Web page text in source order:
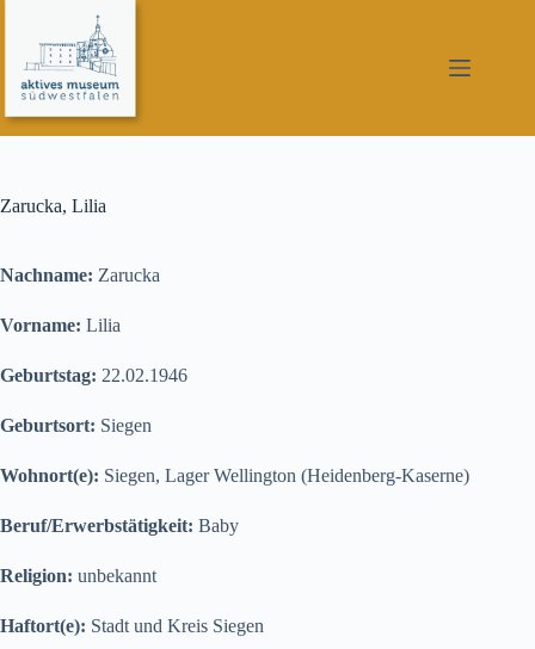
springen
Zarucka, Lilia
Nachname: Zarucka
Vorname: Lilia
Geburtstag: 22.02.1946
Geburtsort: Siegen
Wohnort(e): Siegen, Lager Wellington (Heidenberg-Kaserne)
Beruf/Erwerbstätigkeit: Baby
Religion: unbekannt
Haftort(e): Stadt und Kreis Siegen